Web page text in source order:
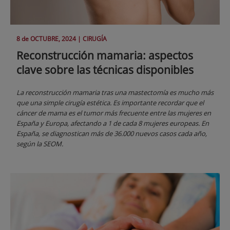
8 deOCTUBRE, 2024 | CIRUGÍA
Reconstrucción mamaria: aspectos
clave sobre las técnicas disponibles
La reconstrucción mamaria tras una mastectomía es mucho más
que una simple cirugía estética. Es importante recordar que el
cáncer de mama es el tumor más frecuente entre las mujeres en
España y Europa, afectando a 1 de cada 8 mujeres europeas. En
España, se diagnostican más de 36.000 nuevos casos cada año,
según la SEOM.